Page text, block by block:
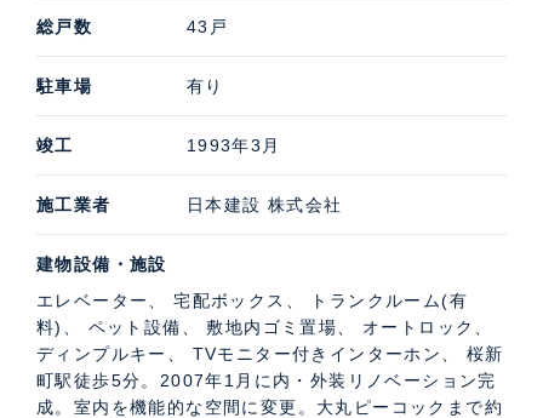
総戸数 43戸
駐車場 有り
竣工 1993年3月
施工業者 日本建設 株式会社
建物設備・施設
エレベーター、 宅配ボックス、 トランクルーム(有
料)、 ペット設備、 敷地内ゴミ置場、 オートロック、
ディンプルキー、 TVモニター付きインターホン、 桜新
町駅徒歩5分。2007年1月に内・外装リノベーション完
成。室内を機能的な空間に変更。大丸ピーコックまで約